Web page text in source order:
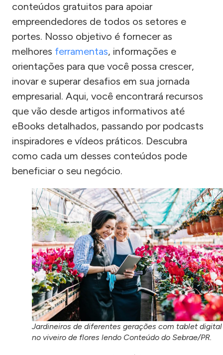
conteúdos gratuitos para apoiar
empreendedores de todos os setores e
portes. Nosso objetivo é fornecer as
melhores ferramentas, informações e
orientações para que você possa crescer,
inovar e superar desafios em sua jornada
empresarial. Aqui, você encontrará recursos
que vão desde artigos informativos até
eBooks detalhados, passando por podcasts
inspiradores e vídeos práticos. Descubra
como cada um desses conteúdos pode
beneficiar o seu negócio.
Jardineiros de diferentes gerações com tablet digital
no viveiro de flores lendo Conteúdo do Sebrae/PR.